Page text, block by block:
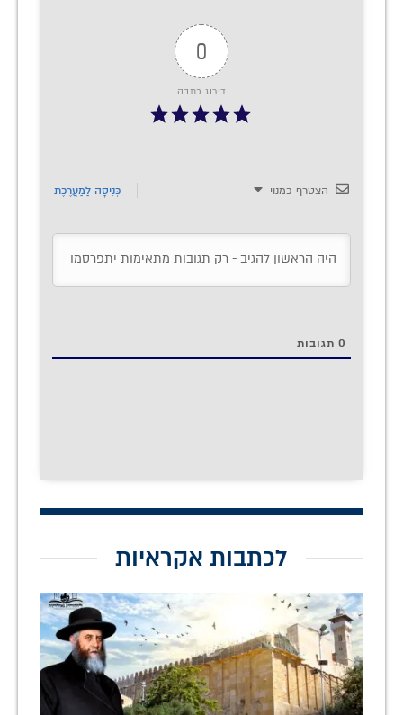
0
דירוג כתבה
הצטרף כמנוי כְּנִיסָה לַמַעֲרֶכֶת
0 תגובות
לכתבות אקראיות